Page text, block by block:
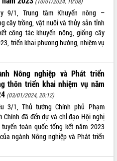
9/1, Trung tâm Khuyến nông –
cây trồng, vật nuôi và thủy sản tỉnh
công tác khuyến nông, giống cây
triển khai phương hướng, nhiệm vụ
Nông nghiệp và Phát triển
thôn triển khai nhiệm vụ năm
(03/01/2024, 20:12)
3/1, Thủ tướng Chính phủ Phạm
Chính đã đến dự và chỉ đạo Hội nghị
tuyến toàn quốc tổng kết năm 2023
ngành Nông nghiệp và Phát triển